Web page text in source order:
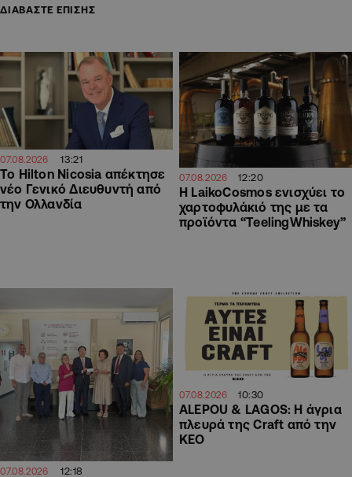
ΔΙΑΒΑΣΤΕ ΕΠΙΣΗΣ
07.08.2026 13:21
Το Hilton Nicosia απέκτησε
νέο Γενικό Διευθυντή από
την Ολλανδία
07.08.2026 12:20
Η LaikoCosmos ενισχύει το
χαρτοφυλάκιό της με τα
προϊόντα “TeelingWhiskey”
07.08.2026 12:18
07.08.2026 10:30
ALEPOU & LAGOS: Η άγρια
πλευρά της Craft από την
ΚΕΟ